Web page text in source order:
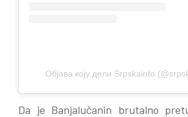
Објава коју дели Srpskainfo
Da je Banjalučanin brutalno